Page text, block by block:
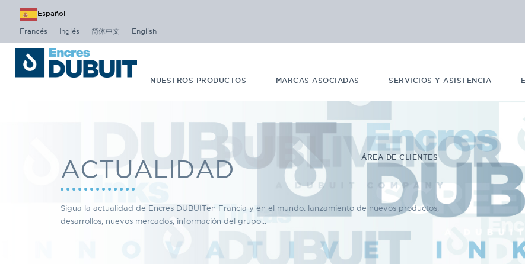
Español
Francés Inglés 简体中文 English
NUESTROS PRODUCTOS MARCAS ASOCIADAS SERVICIOS Y ASISTENCIA
ÁREA DE CLIENTES
ACTUALIDAD
Sigua la actualidad de Encres DUBUITen Francia y en el mundo: lanzamiento de nuevos productos,
desarrollos, nuevos mercados, información del grupo...